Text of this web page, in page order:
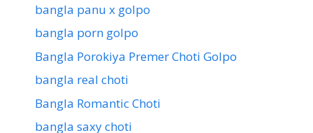
bangla panu x golpo
bangla porn golpo
Bangla Porokiya Premer Choti Golpo
bangla real choti
Bangla Romantic Choti
bangla saxy choti